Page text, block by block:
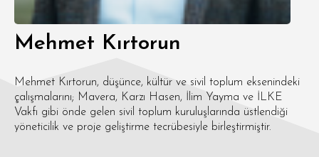
Mehmet Kırtorun
Mehmet Kırtorun, düşünce, kültür ve sivil toplum eksenindeki
çalışmalarını; Mavera, Karzı Hasen, İlim Yayma ve İLKE
Vakfı gibi önde gelen sivil toplum kuruluşlarında üstlendiği
yöneticilik ve proje geliştirme tecrübesiyle birleştirmiştir.